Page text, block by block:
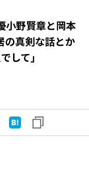
小野賢章と岡本
の真剣な話とか
して」